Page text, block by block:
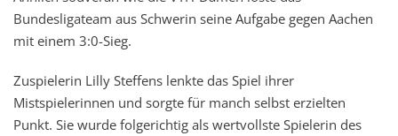
Bundesligateam aus Schwerin seine Aufgabe gegen Aachen
mit einem 3:0-Sieg.
Zuspielerin Lilly Steffens lenkte das Spiel ihrer
Mistspielerinnen und sorgte für manch selbst erzielten
Punkt. Sie wurde folgerichtig als wertvollste Spielerin des